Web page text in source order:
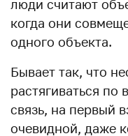
люди считают
когда они
одного объекта.
Бывает так, что
растягиваться
связь, на первый
очевидной, даже